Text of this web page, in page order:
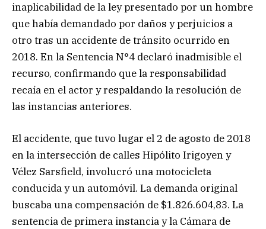
inaplicabilidad de la ley presentado por un hombre
que había demandado por daños y perjuicios a
otro tras un accidente de tránsito ocurrido en
2018. En la Sentencia N°4 declaró inadmisible el
recurso, confirmando que la responsabilidad
recaía en el actor y respaldando la resolución de
las instancias anteriores.
El accidente, que tuvo lugar el 2 de agosto de 2018
en la intersección de calles Hipólito Irigoyen y
Vélez Sarsfield, involucró una motocicleta
conducida y un automóvil. La demanda original
buscaba una compensación de $1.826.604,83. La
sentencia de primera instancia y la Cámara de